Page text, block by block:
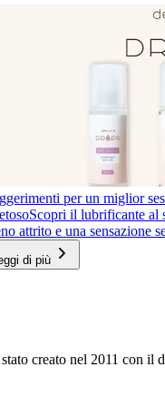
per un miglior
Scopri il lubrificante al
attrito e una sensazione
di più
creato nel 2011 con